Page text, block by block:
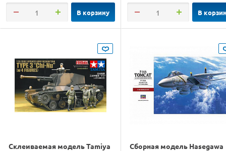
В корзину В
Склеиваемая модель Tamiya
Сборная модель Hasegawa